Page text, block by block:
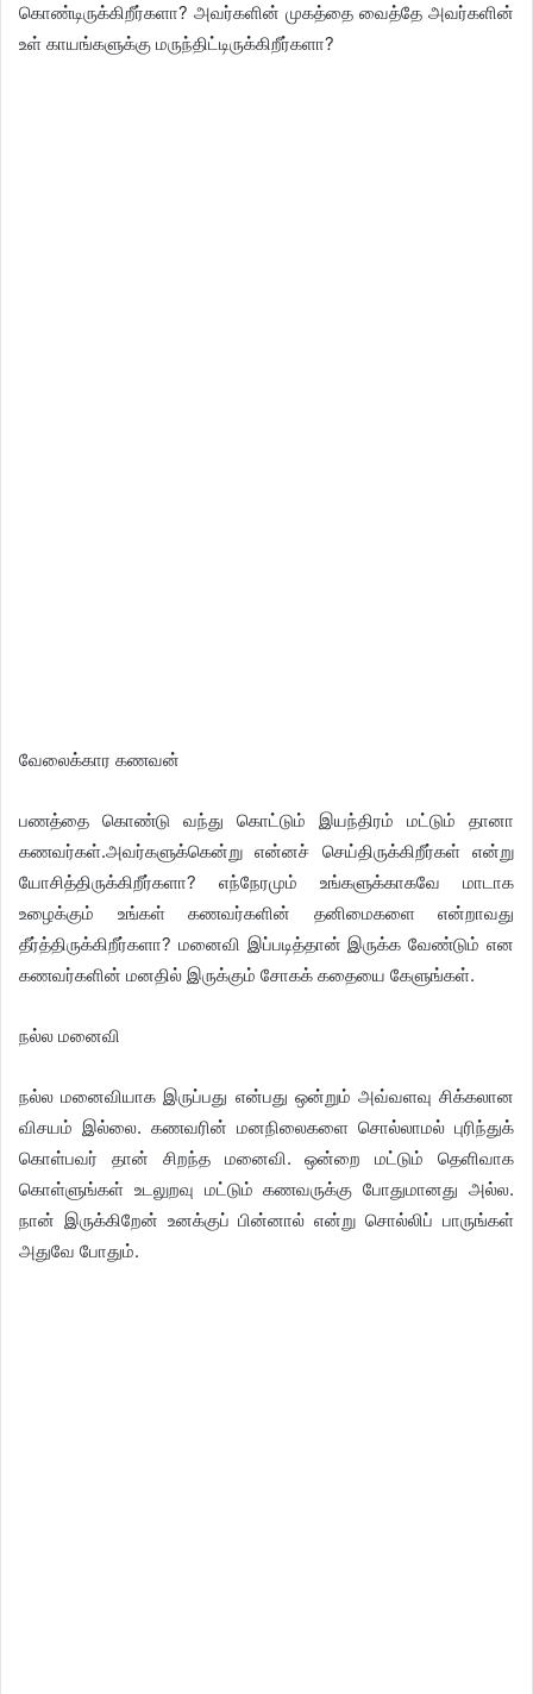
கொண்டிருக்கிறீர்களா? அவர்களின் முகத்தை வைத்தே அவர்களின்
உள் காயங்களுக்கு மருந்திட்டிருக்கிறீர்களா?
வேலைக்கார கணவன்
பணத்தை கொண்டு வந்து கொட்டும் இயந்திரம் மட்டும் தானா
கணவர்கள்.அவர்களுக்கென்று என்னச் செய்திருக்கிறீர்கள் என்று
யோசித்திருக்கிறீர்களா? எந்நேரமும் உங்களுக்காகவே மாடாக
உழைக்கும் உங்கள் கணவர்களின் தனிமைகளை என்றாவது
தீர்த்திருக்கிறீர்களா? மனைவி இப்படித்தான் இருக்க வேண்டும் என
கணவர்களின் மனதில் இருக்கும் சோகக் கதையை கேளுங்கள்.
நல்ல மனைவி
நல்ல மனைவியாக இருப்பது என்பது ஒன்றும் அவ்வளவு சிக்கலான
விசயம் இல்லை. கணவரின் மனநிலைகளை சொல்லாமல் புரிந்துக்
கொள்பவர் தான் சிறந்த மனைவி. ஒன்றை மட்டும் தெளிவாக
கொள்ளுங்கள் உடலுறவு மட்டும் கணவருக்கு போதுமானது அல்ல.
நான் இருக்கிறேன் உனக்குப் பின்னால் என்று சொல்லிப் பாருங்கள்
அதுவே போதும்.